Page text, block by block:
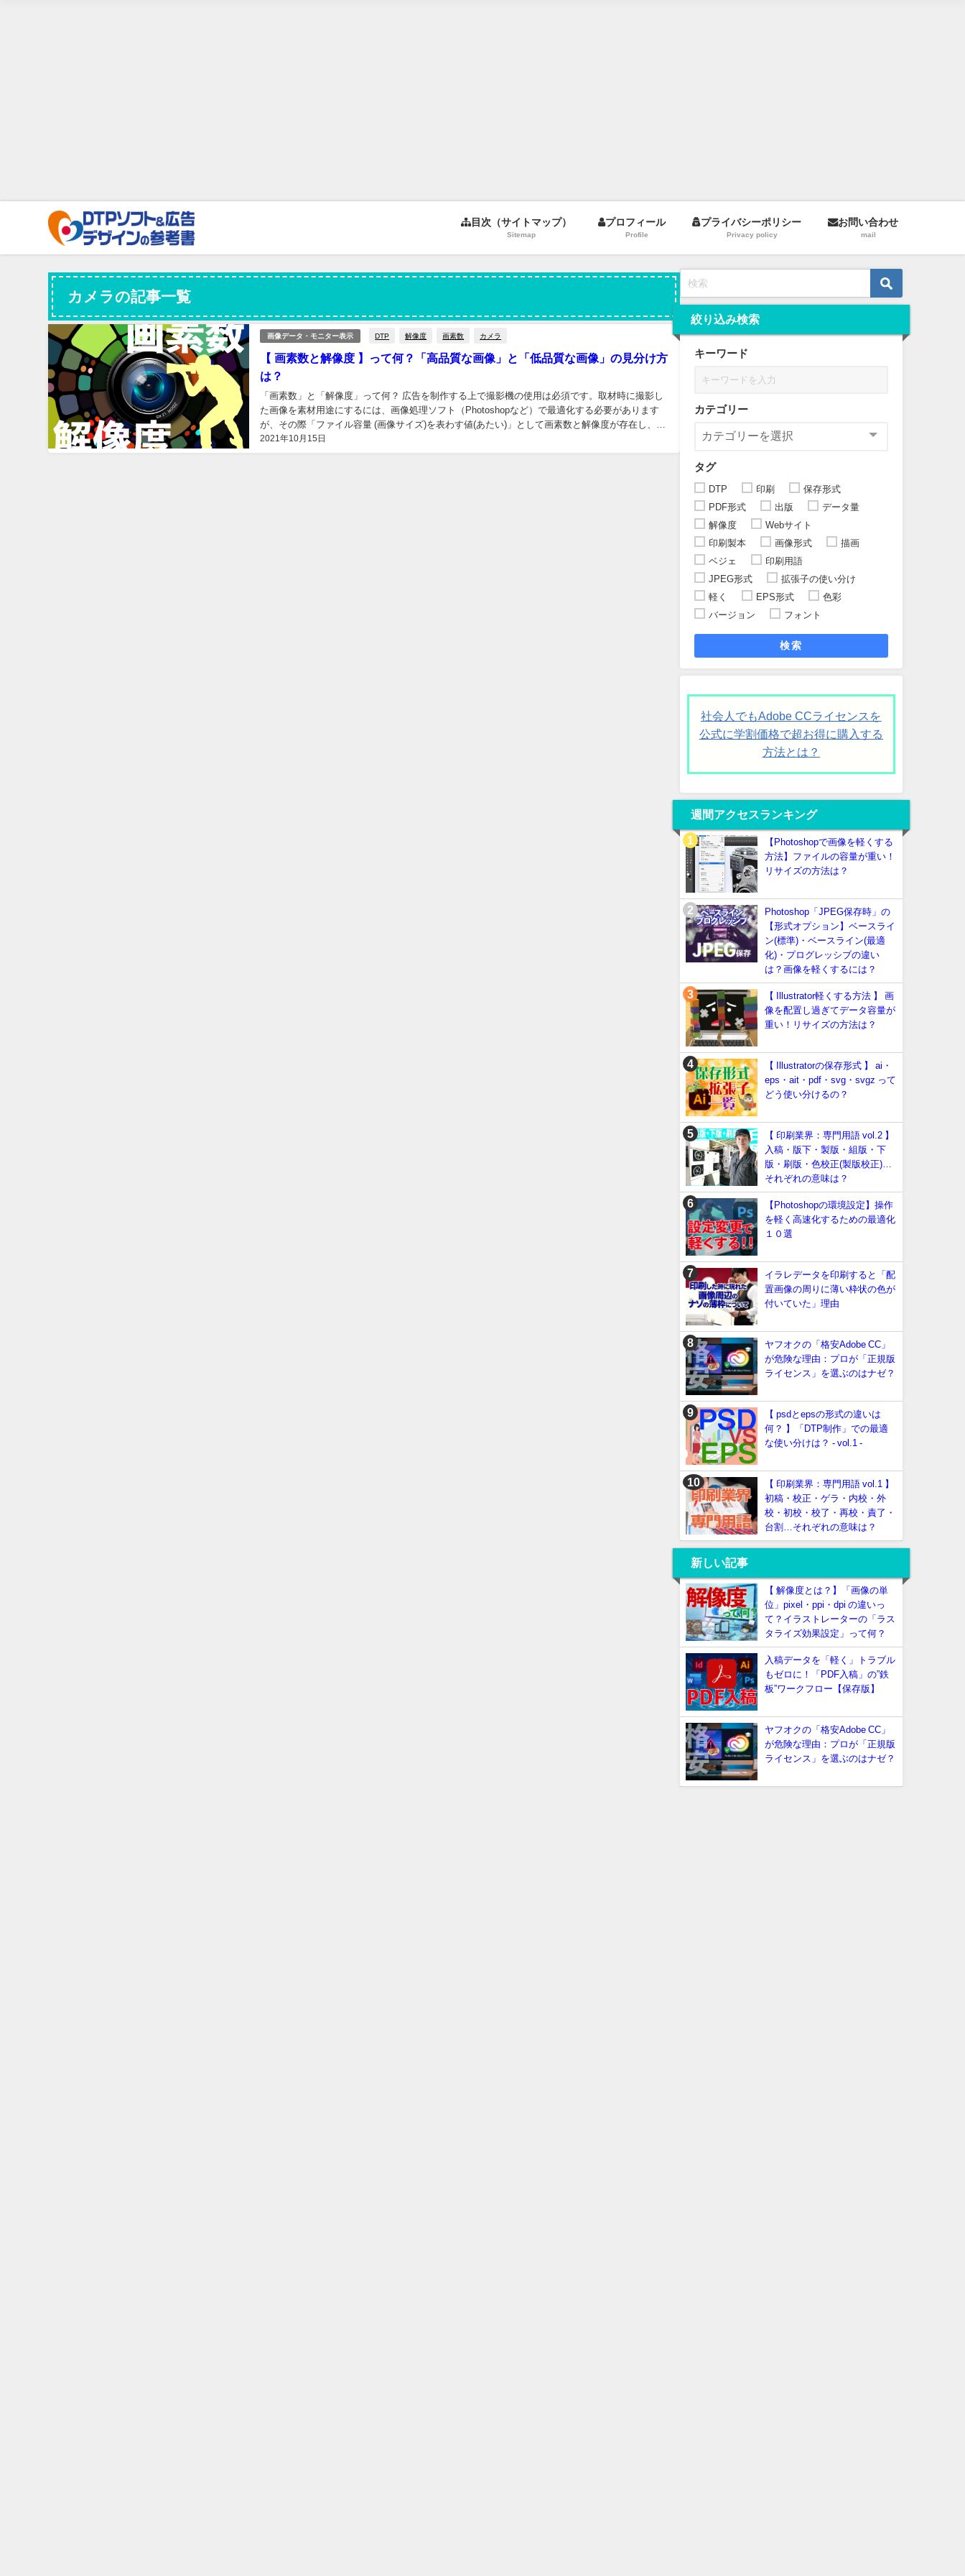
目次（サイトマップ）
Sitemap
プロフィール
Profile
プライバシーポリシー
Privacy policy
お問い合わせ
mail
カメラの記事一覧
画像データ・モニター表示 DTP 解像度 画素数 カメラ
【 画素数と解像度 】って何？「高品質な画像」と「低品質な画像」の見分け方
は？
2021年10月15日
「画素数」と「解像度」って何？ 広告を制作する上で撮影機の使用は必須です。取材時に撮影し
た画像を素材用途にするには、画像処理ソフト（Photoshopなど）で最適化する必要があります
が、その際「ファイル容量 (画像サイズ)を表わす値(あたい)」として画素数と解像度が存在し、こ
れらは画面表示や印画紙と密接な関係にあります...
絞り込み検索
キーワード
カテゴリー
タグ
DTP 印刷
保存形式
PDF形式
出版
データ量
解像度
Webサイト
印刷製本
画像形式
描画
ベジェ
印刷用語
JPEG形式
拡張子の使い分け
軽く
EPS形式
色彩
バージョン
フォント
検索
社会人でもAdobe CCライセンスを
公式に学割価格で超お得に購入する
方法とは？
週間アクセスランキング
【Photoshopで画像を軽くする
方法】ファイルの容量が重い！
リサイズの方法は？
Photoshop「JPEG保存時」の
【形式オプション】ベースライ
ン(標準)・ベースライン(最適
化)・プログレッシブの違い
は？画像を軽くするには？
【 Illustrator軽くする方法 】 画
像を配置し過ぎてデータ容量が
重い！リサイズの方法は？
【 Illustratorの保存形式 】 ai・
eps・ait・pdf・svg・svgz って
どう使い分けるの？
【 印刷業界：専門用語 vol.2 】
入稿・版下・製版・組版・下
版・刷版・色校正(製版校正)…
それぞれの意味は？
【Photoshopの環境設定】操作
を軽く高速化するための最適化
１０選
イラレデータを印刷すると「配
置画像の周りに薄い枠状の色が
付いていた」理由
ヤフオクの「格安Adobe CC」
が危険な理由：プロが「正規版
ライセンス」を選ぶのはナゼ？
【 psdとepsの形式の違いは
何？ 】「DTP制作」での最適
な使い分けは？ - vol.1 -
【 印刷業界：専門用語 vol.1 】
初稿・校正・ゲラ・内校・外
校・初校・校了・再校・責了・
台割…それぞれの意味は？
新しい記事
【 解像度とは？】「画像の単
位」pixel・ppi・dpi の違いっ
て？イラストレーターの「ラス
タライズ効果設定」って何？
入稿データを「軽く」トラブル
もゼロに！「PDF入稿」の”鉄
板”ワークフロー【保存版】
ヤフオクの「格安Adobe CC」
が危険な理由：プロが「正規版
ライセンス」を選ぶのはナゼ？